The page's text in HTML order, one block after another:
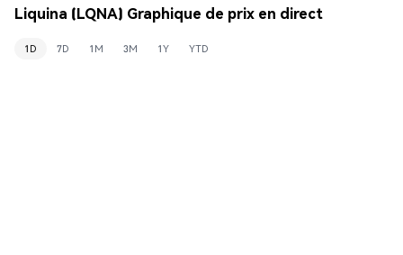
Liquina (LQNA) Graphique de prix en direct
1D 7D 1M 3M 1Y YTD